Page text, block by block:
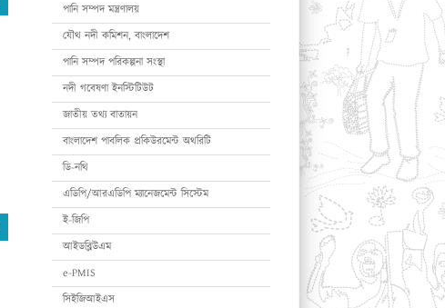
পানি সম্পদ মন্ত্রণালয়
যৌথ নদী কমিশন, বাংলাদেশ
পানি সম্পদ পরিকল্পনা সংস্থা
নদী গবেষণা ইনস্টিটিউট
জাতীয় তথ্য বাতায়ন
বাংলাদেশ পাবলিক প্রকিউরমেন্ট অথরিটি
ডি-নথি
এডিপি/আরএডিপি ম্যানেজমেন্ট সিস্টেম
ই-জিপি
আইডব্লিউএম
e-PMIS
সিইজিআইএস